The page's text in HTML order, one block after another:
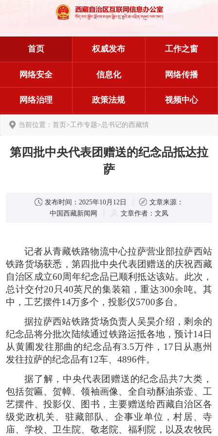
首页 权威发布 工作之窗
网络安全 信息化 网络传播
网络治理 政策法规 视频中心
当前位置： 首页>工作专题>总书记的西藏情
第四批中央代表团赠送的纪念品抵达拉
萨
发布时间： 2025年10月12日
文章来源：
中国西藏新闻网
文章作者： 文凤
记者从青藏铁路物流中心拉萨营业部拉萨西站
铁路货场获悉，第四批中央代表团赠送的庆祝西藏
自治区成立60周年纪念品已顺利抵达该站。此次，
总计交付20只40英尺的集装箱，重达300余吨。其
中，工艺摆件14万多个，投影仪5700多台。
据拉萨西站铁路货场负责人吴昊介绍，剩余的
纪念品将分批次陆续通过铁路运抵各地，预计14日
从黄圃发往那曲的纪念品有3.5万件，17日从惠州
发往拉萨的纪念品有12车、4896件。
据了解，中央代表团赠送的纪念品共7大类，
包括贺匾、贺幛、领袖画像、全自动酥油茶壶、工
艺摆件、投影仪、图书，主要赠送给西藏自治区各
级党政机关、驻藏部队、企事业单位，村居、寺
庙、学校、卫生院、敬老院、福利院，以及农牧民